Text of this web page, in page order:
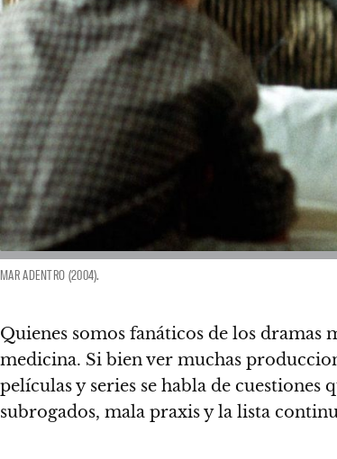
MAR ADENTRO (2004).
Quienes somos fanáticos de los
medicina. Si bien ver muchas
películas y series se habla de
subrogados, mala praxis y la lista